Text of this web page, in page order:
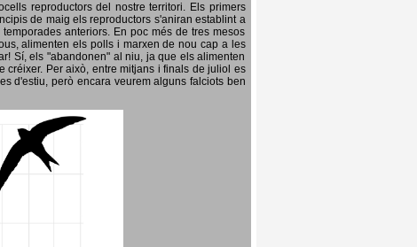
reproductors del nostre territori. Els primers
de maig els reproductors s'aniran establint a
anteriors. En poc més de tres mesos
alimenten els polls i marxen de nou cap a les
Sí, els "abandonen" al niu, ja que els alimenten
Per això, entre mitjans i finals de juliol es
d'estiu, però encara veurem alguns falciots ben